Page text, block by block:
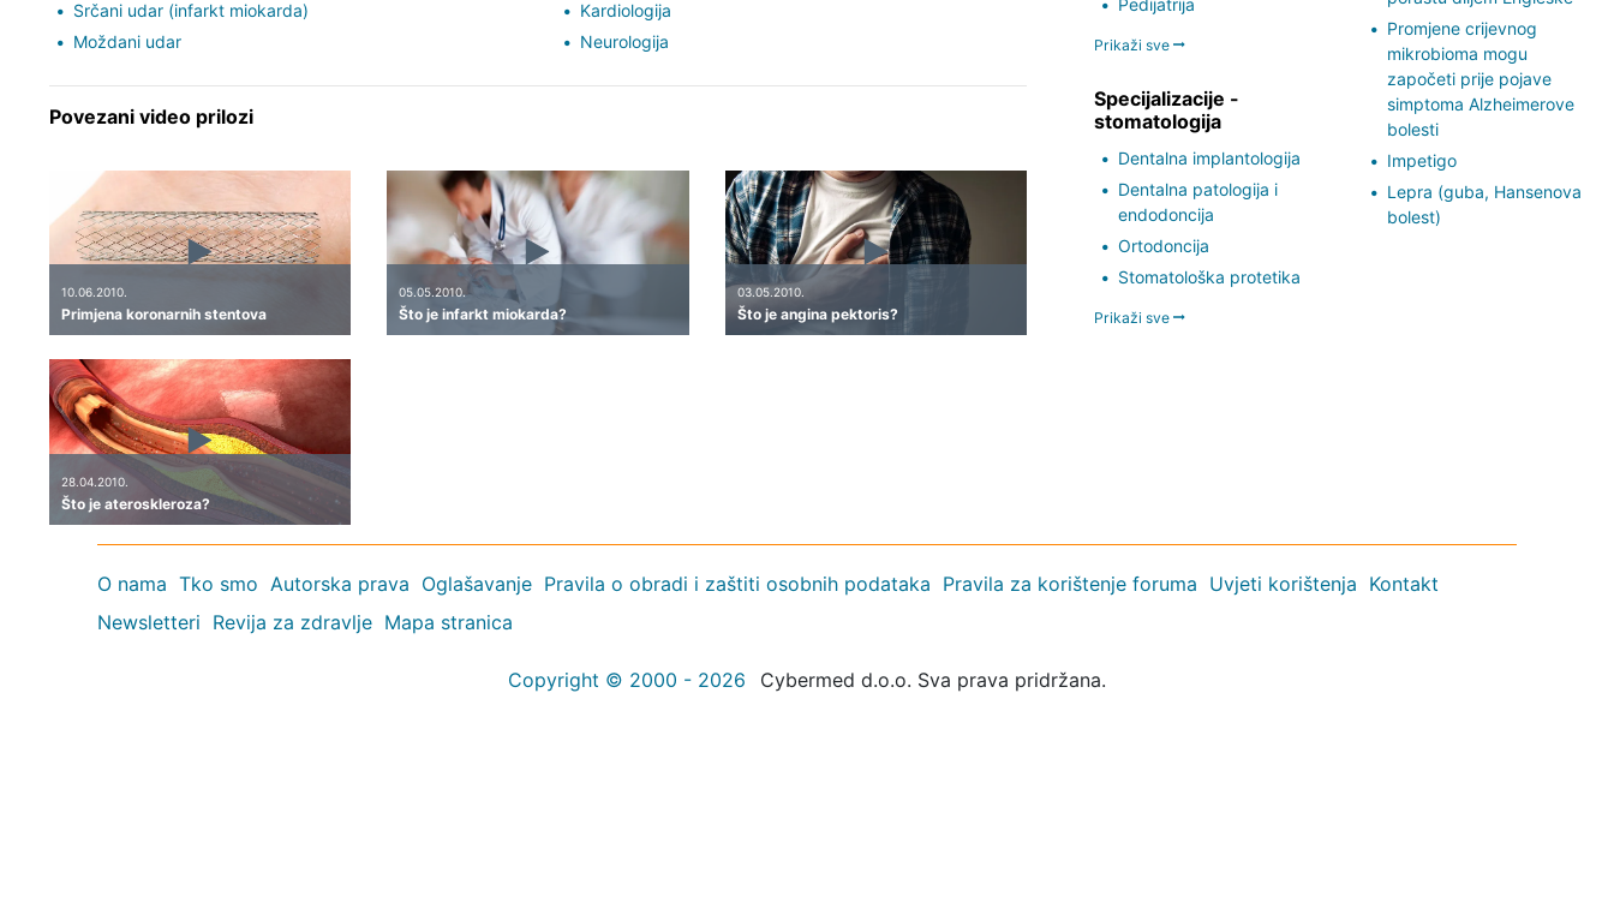
Srčani udar (infarkt miokarda)
Moždani udar
Kardiologija
Neurologija
Povezani video prilozi
10.06.2010.
Primjena koronarnih stentova
05.05.2010.
Što je infarkt miokarda?
03.05.2010.
Što je angina pektoris?
28.04.2010.
Što je ateroskleroza?
Prikaži sve
Specijalizacije -
stomatologija
Dentalna implantologija
Dentalna patologija i
endodoncija
Ortodoncija
Stomatološka protetika
Prikaži sve
Promjene crijevnog
mikrobioma mogu
započeti prije pojave
simptoma Alzheimerove
bolesti
Impetigo
Lepra (guba, Hansenova
bolest)
O nama Tko smo Autorska prava Oglašavanje Pravila o obradi i zaštiti osobnih podataka Pravila za korištenje foruma Uvjeti korištenja Kontakt
Newsletteri Revija za zdravlje Mapa stranica
Copyright © 2000 - 2026 Cybermed d.o.o. Sva prava pridržana.